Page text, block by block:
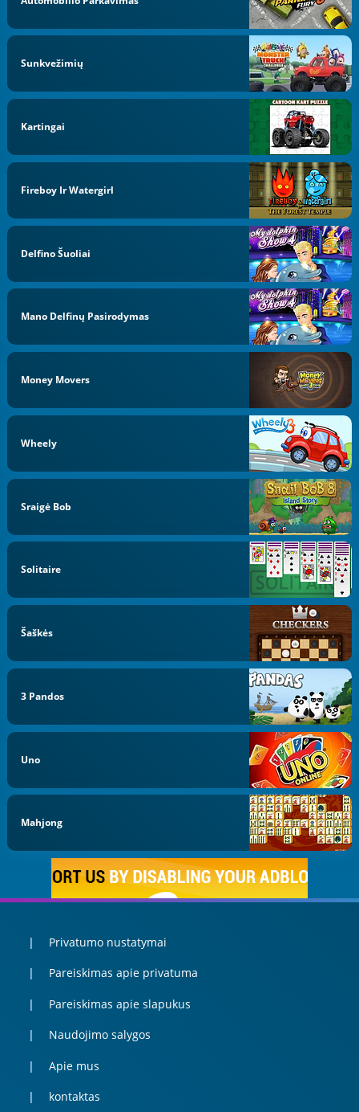
Sunkvežimių
Kartingai
Fireboy Ir Watergirl
Delfino Šuoliai
Mano Delfinų Pasirodymas
Money Movers
Wheely
Sraigė Bob
Solitaire
Šaškės
3 Pandos
Uno
Mahjong
Privatumo nustatymai
Pareiskimas apie privatuma
Pareiskimas apie slapukus
Naudojimo salygos
Apie mus
kontaktas